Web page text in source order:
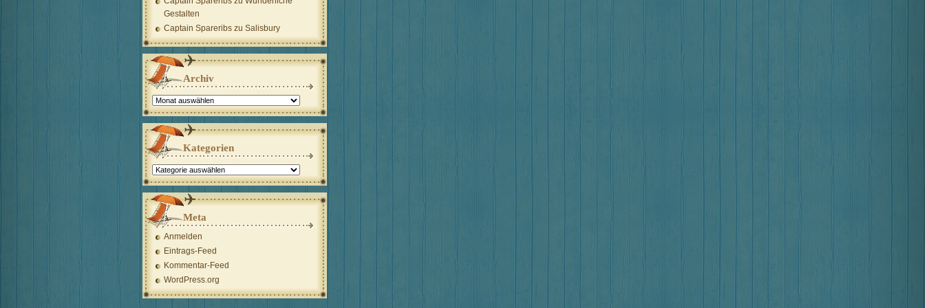
Gestalten
Captain Spareribs zu Salisbury
Archiv
Archiv
Kategorien
Kategorien
Meta
Anmelden
Eintrags-Feed
Kommentar-Feed
WordPress.org